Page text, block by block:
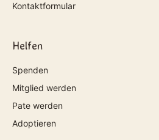
Kontaktformular
Helfen
Spenden
Mitglied werden
Pate werden
Adoptieren